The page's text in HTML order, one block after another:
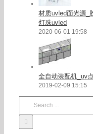
材质uvled面光源_
灯珠uvled
2020-06-01 19:58
全自动装配机_uv
2019-02-09 15:15